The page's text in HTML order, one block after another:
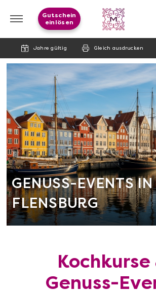
Jahre gültig Gleich ausdrucken
Gutschein
einlösen
GENUSS-EVENTS IN
FLENSBURG
Kochkurse
Genuss-